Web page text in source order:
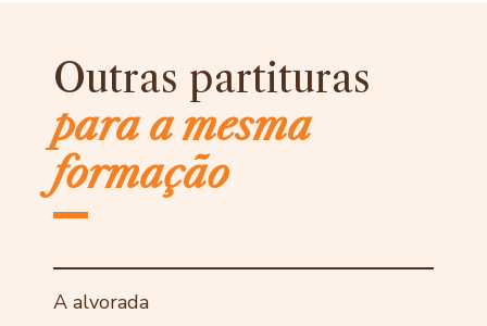
Outras partituras
para a mesma
formação
A alvorada